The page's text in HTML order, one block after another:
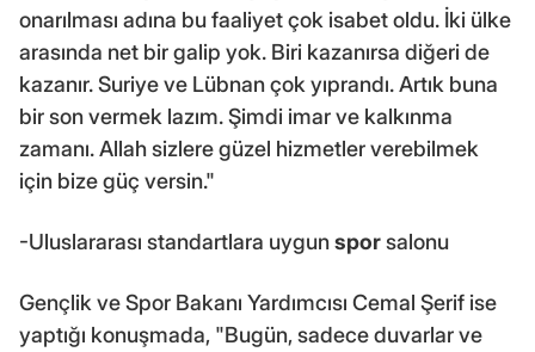
onarılması adına bu faaliyet çok isabet oldu. İki ülke
arasında net bir galip yok. Biri kazanırsa diğeri de
kazanır. Suriye ve Lübnan çok yıprandı. Artık buna
bir son vermek lazım. Şimdi imar ve kalkınma
zamanı. Allah sizlere güzel hizmetler verebilmek
için bize güç versin."
-Uluslararası standartlara uygunsporsalonu
Gençlik ve Spor Bakanı Yardımcısı Cemal Şerif ise
yaptığı konuşmada, "Bugün, sadece duvarlar ve